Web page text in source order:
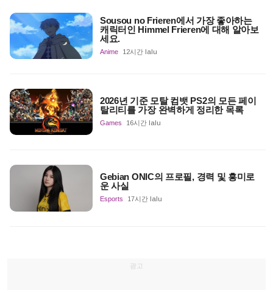
Sousou no Frieren에서 가장 좋아하는
캐릭터인 Himmel Frieren에 대해 알아보
세요.
Anime 12시간 lalu
2026년 기준 모탈 컴뱃 PS2의 모든 페이
탈리티를 가장 완벽하게 정리한 목록
Games 16시간 lalu
Gebian ONIC의 프로필, 경력 및 흥미로
운 사실
Esports 17시간 lalu
광고